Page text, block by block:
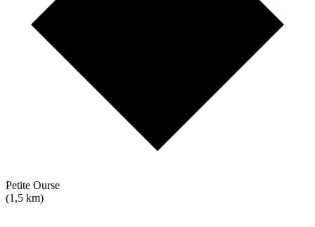
Petite Ourse
(1,5 km)